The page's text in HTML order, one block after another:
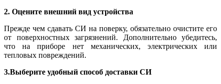
2. Оцените внешний вид устройства
Прежде чем сдавать СИ на поверку, обязательно очистите его
от поверхностных загрязнений. Дополнительно убедитесь,
что на приборе нет механических, электрических или
тепловых повреждений.
3.Выберите удобный способ доставки СИ